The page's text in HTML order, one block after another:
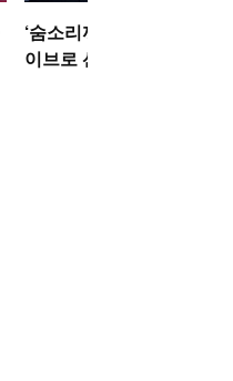
‘숨소리까지 들려’ 싸이커
이브로 선보이는 신곡